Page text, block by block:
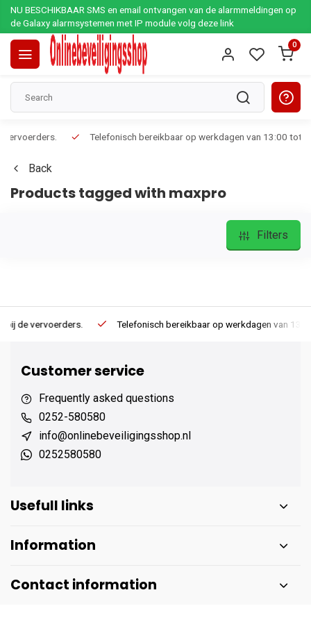
NU BESCHIKBAAR SMS en email ontvangen van de alarmmeldingen op
de Galaxy alarmsystemen met IP module volg deze link
0
Telefonisch bereikbaar op werkdagen van 13:00 tot 17:00
Back
Products tagged with maxpro
Filters
Telefonisch bereikbaar op werkdagen van 13:00 tot 17:00
Customer service
Frequently asked questions
0252-580580
info@onlinebeveiligingsshop.nl
0252580580
Usefull links
Information
Contact information